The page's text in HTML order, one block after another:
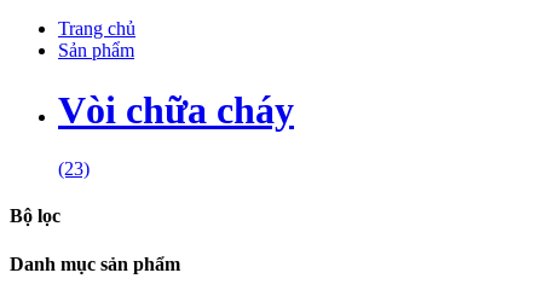
Trang chủ
Sản phẩm
Vòi chữa cháy
(23)
Bộ lọc
Danh mục sản phẩm